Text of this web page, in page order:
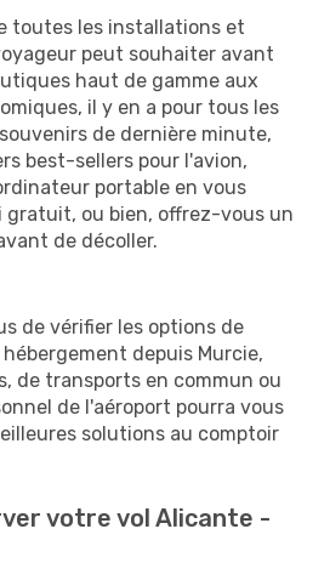
toutes les installations et
peut souhaiter avant
haut de gamme aux
il y en a pour tous les
de dernière minute,
best-sellers pour l'avion,
portable en vous
gratuit, ou bien, offrez-vous un
de décoller.
de vérifier les options de
depuis Murcie,
de transports en commun ou
de l'aéroport pourra vous
solutions au comptoir
votre vol Alicante -